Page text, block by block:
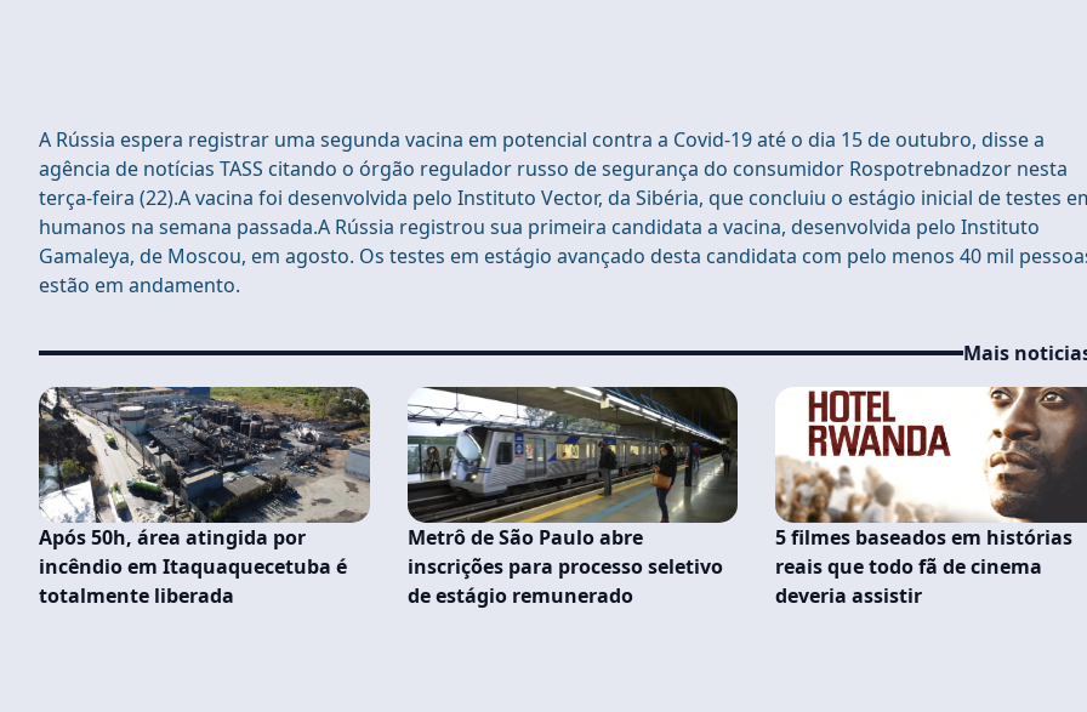
A Rússia espera registrar uma segunda vacina em potencial contra a Covid-19 até o dia 15 de outubro, disse a
agência de notícias TASS citando o órgão regulador russo de segurança do consumidor Rospotrebnadzor nesta
terça-feira (22).A vacina foi desenvolvida pelo Instituto Vector, da Sibéria, que concluiu o estágio inicial de testes
humanos na semana passada.A Rússia registrou sua primeira candidata a vacina, desenvolvida pelo Instituto
Gamaleya, de Moscou, em agosto. Os testes em estágio avançado desta candidata com pelo menos 40 mil
estão em andamento.
Mais
Após 50h, área atingida por
incêndio em Itaquaquecetuba é
totalmente liberada
Metrô de São Paulo abre
inscrições para processo seletivo
de estágio remunerado
5 filmes baseados em histórias
reais que todo fã de cinema
deveria assistir